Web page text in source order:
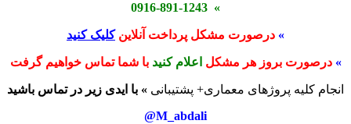
» 0916-891-1243
» درصورت مشکل پرداخت آنلاینکلیک کنید
» درصورت بروز هر مشکل اعلام کنید با شما تماس خواهیم گرفت
انجام کلیه پروژهای معماری+ پشتیبانی » با ایدی زیر در تماس باشید
M_abdali@